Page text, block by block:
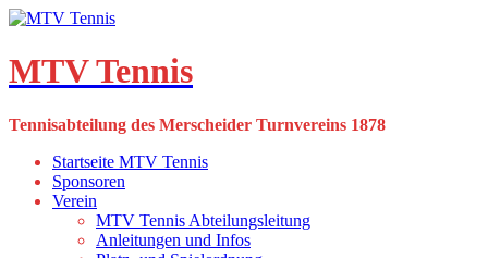
Skip
content
MTV Tennis
Tennisabteilung des Merscheider Turnvereins 1878
Startseite MTV Tennis
Sponsoren
Verein
MTV Tennis Abteilungsleitung
Anleitungen und Infos